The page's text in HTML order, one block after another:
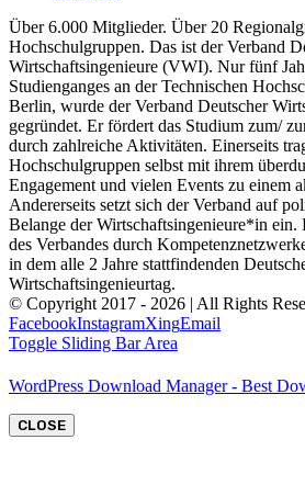
Über 6.000 Mitglieder. Über 20
Hochschulgruppen. Das ist der Verband
Wirtschaftsingenieure (VWI). Nur fünf
Studienganges an der Technischen
Berlin, wurde der Verband Deutscher
gegründet. Er fördert das Studium zum/
durch zahlreiche Aktivitäten. Einerseits
Hochschulgruppen selbst mit ihrem
Engagement und vielen Events zu einem
Andererseits setzt sich der Verband auf
Belange der Wirtschaftsingenieure*in
des Verbandes durch
in dem alle 2 Jahre stattfindenden
Wirtschaftsingenieurtag.
© Copyright 2017 - 2026 | All Rights
FacebookInstagramXingEmail
Toggle Sliding Bar Area
WordPress Download Manager - Best
CLOSE